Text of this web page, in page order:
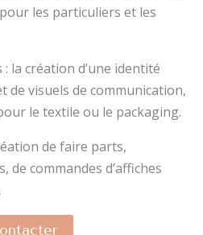
les particuliers et les
la création d’une identité
de visuels de communication,
le textile ou le packaging.
de faire parts,
commandes d’affiches